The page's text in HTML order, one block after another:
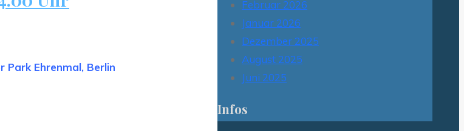
Park Ehrenmal, Berlin
Februar 2026
Januar 2026
Dezember 2025
August 2025
Juni 2025
Infos